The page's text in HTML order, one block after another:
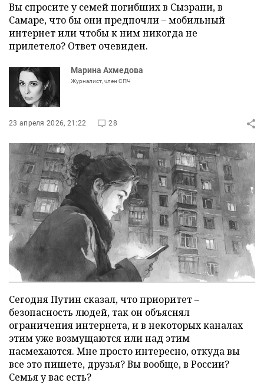
Вы спросите у семей погибших в Сызрани, в
Самаре, что бы они предпочли – мобильный
интернет или чтобы к ним никогда не
прилетело? Ответ очевиден.
Марина Ахмедова
Журналист, член СПЧ
23 апреля 2026, 21:22 28
Сегодня Путин сказал, что приоритет –
безопасность людей, так он объяснял
ограничения интернета, и в некоторых каналах
этим уже возмущаются или над этим
насмехаются. Мне просто интересно, откуда вы
все это пишете, друзья? Вы вообще, в России?
Семья у вас есть?